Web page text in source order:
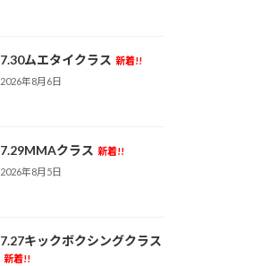
7.30ムエタイクラス 新着!!
2026年8月6日
7.29MMAクラス 新着!!
2026年8月5日
7.27キックボクシングクラス
新着!!